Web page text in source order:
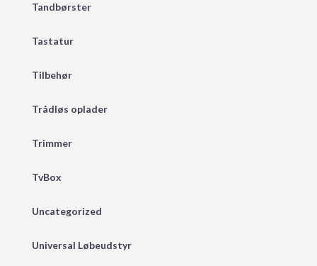
Tandbørster
Tastatur
Tilbehør
Trådløs oplader
Trimmer
TvBox
Uncategorized
Universal Løbeudstyr